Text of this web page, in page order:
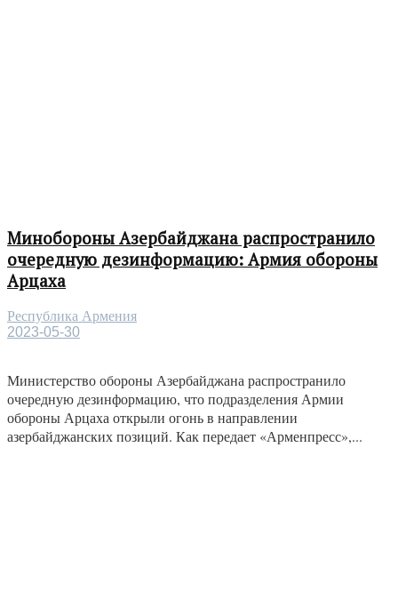
Минобороны Азербайджана распространило
очередную дезинформацию: Армия обороны
Арцаха
Республика Армения
2023-05-30
Министерство обороны Азербайджана распространило
очередную дезинформацию, что подразделения Армии
обороны Арцаха открыли огонь в направлении
азербайджанских позиций. Как передает «Арменпресс»,...